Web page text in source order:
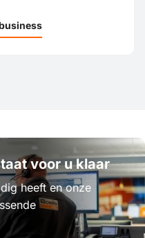
voor u klaar
heeft en onze